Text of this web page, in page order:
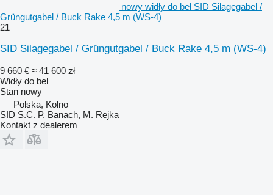
nowy widły do bel SID Silagegabel /
Grüngutgabel / Buck Rake 4,5 m (WS-4)
21
SID Silagegabel / Grüngutgabel / Buck Rake 4,5 m (WS-4)
9 660 € ≈ 41 600 zł
Widły do bel
Stan nowy
Polska, Kolno
SID S.C. P. Banach, M. Rejka
Kontakt z dealerem